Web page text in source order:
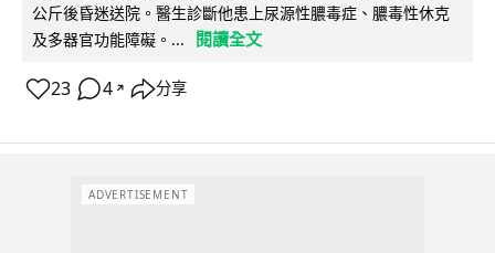
公斤後昏迷送院。醫生診斷他患上尿源性膿毒症、膿毒性休克
及多器官功能障礙。...
閱讀全文
23 4 ↗ 分享
ADVERTISEMENT